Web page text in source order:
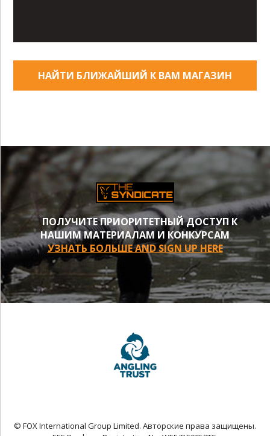
НАЙТИ БЛИЖАЙШИЙ К ВАМ МАГАЗИН
ПОЛУЧИТЕ ПРИОРИТЕТНЫЙ ДОСТУП К
НАШИМ МАТЕРИАЛАМ И КОНКУРСАМ
УЗНАТЬ БОЛЬШЕ AND SIGN UP HERE
© FOX International Group Limited. Авторские права защищены.